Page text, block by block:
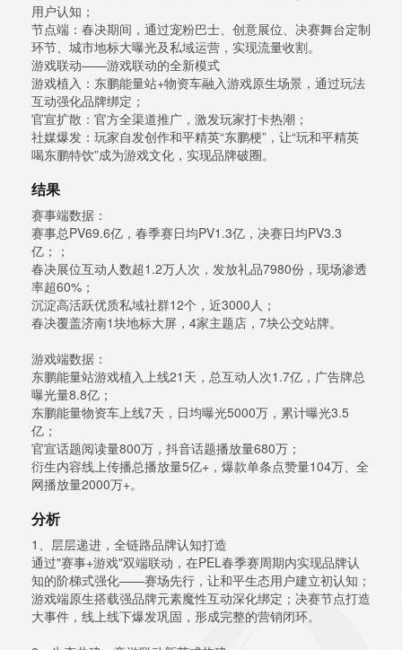
用户认知；
节点端：春决期间，通过宠粉巴士、创意展位、决赛舞台定制
环节、城市地标大曝光及私域运营，实现流量收割。
游戏联动——游戏联动的全新模式
游戏植入：东鹏能量站+物资车融入游戏原生场景，通过玩法
互动强化品牌绑定；
官宣扩散：官方全渠道推广，激发玩家打卡热潮；
社媒爆发：玩家自发创作和平精英“东鹏梗”，让“玩和平精英
喝东鹏特饮”成为游戏文化，实现品牌破圈。
结果
赛事端数据：
赛事总PV69.6亿，春季赛日均PV1.3亿，决赛日均PV3.3
亿；；
春决展位互动人数超1.2万人次，发放礼品7980份，现场渗透
率超60%；
沉淀高活跃优质私域社群12个，近3000人；
春决覆盖济南1块地标大屏，4家主题店，7块公交站牌。
游戏端数据：
东鹏能量站游戏植入上线21天，总互动人次1.7亿，广告牌总
曝光量8.8亿；
东鹏能量物资车上线7天，日均曝光5000万，累计曝光3.5
亿；
官宣话题阅读量800万，抖音话题播放量680万；
衍生内容线上传播总播放量5亿+，爆款单条点赞量104万、全
网播放量2000万+。
分析
1、层层递进，全链路品牌认知打造
通过"赛事+游戏"双端联动，在PEL春季赛周期内实现品牌认
知的阶梯式强化——赛场先行，让和平生态用户建立初认知；
游戏端原生搭载强品牌元素魔性互动深化绑定；决赛节点打造
大事件，线上线下爆发巩固，形成完整的营销闭环。